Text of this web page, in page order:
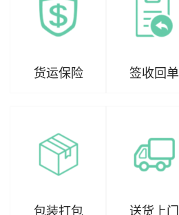
货运保险 签收回单
包装打包 送货上门